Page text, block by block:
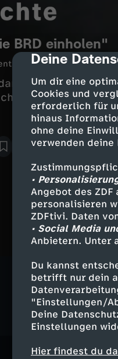
cmp-
Deine
Um dir eine
Cookies und
erforderlich für
hinaus
ohne deine
verwenden deine
•
Angebot des
personalisieren
ZDFtivi. Daten
• Social Media
Anbietern. Unter
Du kannst
betrifft nur dein
"Einstellungen/
Deine
Einstellungen
Hier findest du
BRD einholen"
informativ 3
Funktionär
verbessernden